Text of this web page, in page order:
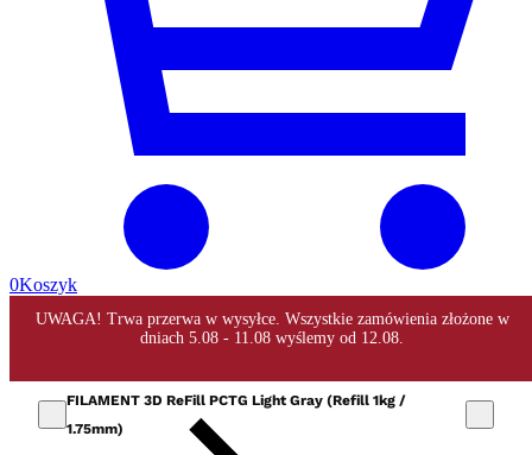
0Koszyk
FILAMENT 3D ReFill PCTG Light Gray (Refill 1kg /
1.75mm)